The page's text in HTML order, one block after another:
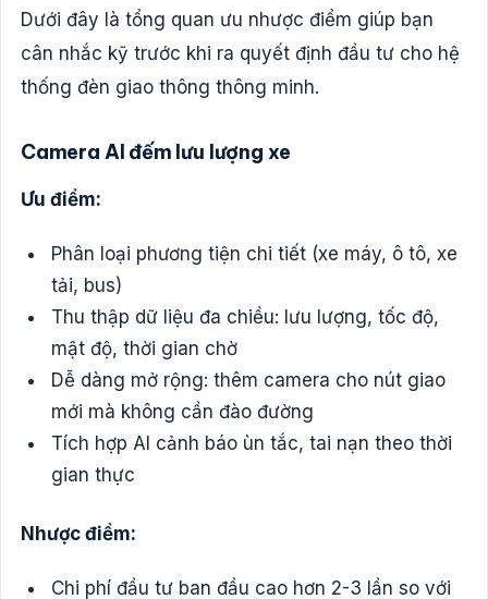
Dưới đây là tổng quan ưu nhược điểm giúp bạn
cân nhắc kỹ trước khi ra quyết định đầu tư cho hệ
thống đèn giao thông thông minh.
Camera AI đếm lưu lượng xe
Ưu điểm:
Phân loại phương tiện chi tiết (xe máy, ô tô, xe
tải, bus)
Thu thập dữ liệu đa chiều: lưu lượng, tốc độ,
mật độ, thời gian chờ
Dễ dàng mở rộng: thêm camera cho nút giao
mới mà không cần đào đường
Tích hợp AI cảnh báo ùn tắc, tai nạn theo thời
gian thực
Nhược điểm:
Chi phí đầu tư ban đầu cao hơn 2-3 lần so với